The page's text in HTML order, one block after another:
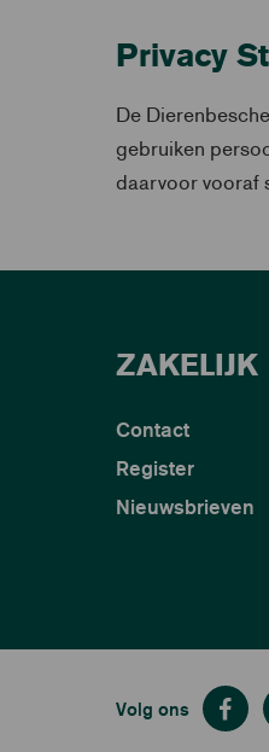
Privacy
De
gebruiken
daarvoor vooraf
ZAKELIJK
Contact
Register
Nieuwsbrieven
Volg ons